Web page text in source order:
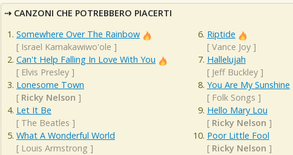
CANZONI CHE POTREBBERO PIACERTI
Somewhere Over The Rainbow
[ Israel Kamakawiwo'ole ]
Can't Help Falling In Love With You
[ Elvis Presley ]
Lonesome Town
[ Ricky Nelson ]
Let It Be
[ The Beatles ]
What A Wonderful World
[ Louis Armstrong ]
Riptide
[ Vance Joy]
Hallelujah
[ Jeff Buckley]
You Are My Sunshine
[ Folk Songs ]
Hello Mary Lou
[ Ricky Nelson ]
Poor Little Fool
[ Ricky Nelson ]